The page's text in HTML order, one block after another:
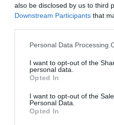
also be disclosed by us to third
Downstream Participants that
Please note that this website/
not limited to your visit or usage
grant or deny consent to
use your data for below
consent section.
Personal Data Processing
I want to opt-out of the
personal data.
Opted In
I want to opt-out of the
Personal Data.
Opted In
Ο Νίκος Βλαχάκος, αδερφός
28 Ιανουαρίου 2026